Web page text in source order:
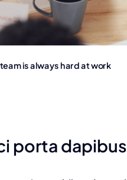
is always hard at work
porta